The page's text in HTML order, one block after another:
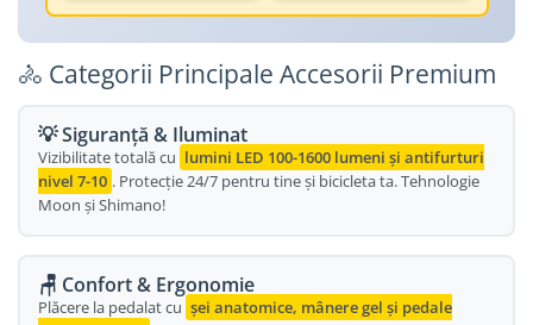
Antifurturi
Suport bidon si bidon
Aparatori noroi
Oglinda
Pompe
Diverse
Accesorii Remorca
Distantiere
Placute Frana Disc
Saboti Frana
Roti Fata
Roti Spate
Set Roti
🚴 Categorii Principale Accesorii Premium
💡 Siguranță & Iluminat
Vizibilitate totală cu lumini LED 100-1600 lumeni și antifurturi
nivel 7-10 . Protecție 24/7 pentru tine și bicicleta ta. Tehnologie
Moon și Shimano!
🪑 Confort & Ergonomie
Plăcere la pedalat cu șei anatomice, mânere gel și pedale